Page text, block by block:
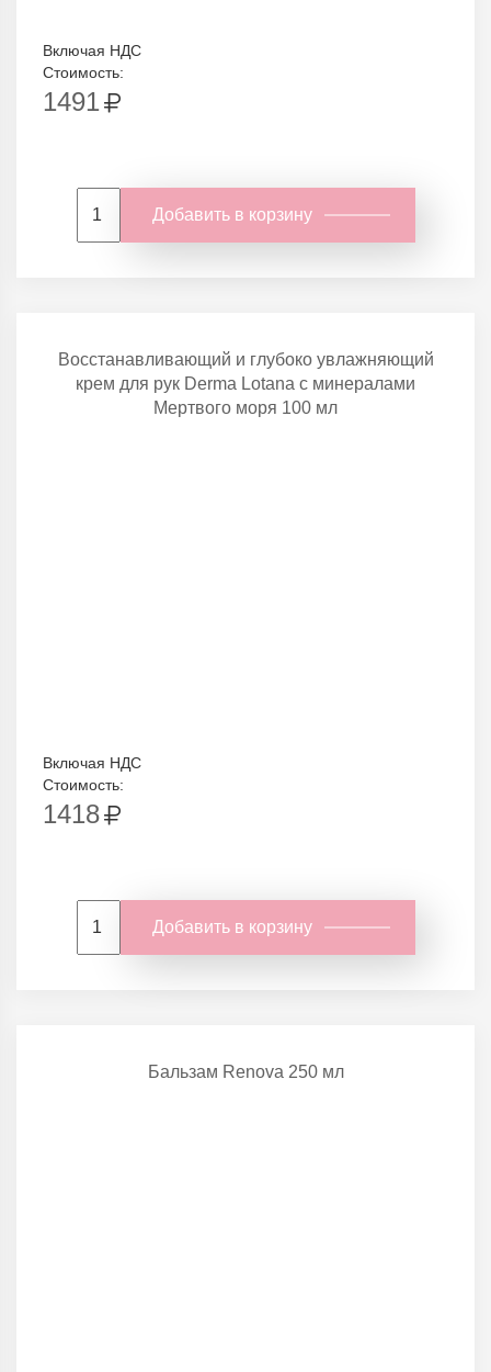
Включая НДС
Стоимость:
1491
Добавить в корзину
Восстанавливающий и глубоко увлажняющий
крем для рук Derma Lotana с минералами
Мертвого моря 100 мл
Включая НДС
Стоимость:
1418
Добавить в корзину
Бальзам Renova 250 мл